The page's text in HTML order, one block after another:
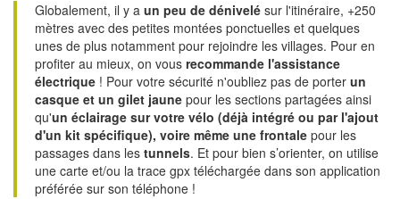
Globalement, il y a un peu de dénivelé sur l'itinéraire, +250
mètres avec des petites montées ponctuelles et quelques
unes de plus notamment pour rejoindre les villages. Pour en
profiter au mieux, on vous recommande l'assistance
électrique ! Pour votre sécurité n'oubliez pas de porter un
casque et un gilet jaune pour les sections partagées ainsi
qu'un éclairage sur votre vélo (déjà intégré ou par l'ajout
d'un kit spécifique), voire même une frontale pour les
passages dans les tunnels. Et pour bien s’orienter, on utilise
une carte et/ou la trace gpx téléchargée dans son application
préférée sur son téléphone !